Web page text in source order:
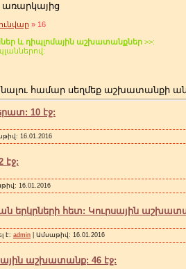
առարկայից
» 16
և դիպլոմային աշխատանքներ >>:
համար սեղմեք աշխատանքի
10 էջ:
16.01.2016
էջ:
16.01.2016
երկրների հետ: Կուրսային
է: admin | Ամսաթիվ: 16.01.2016
աշխատանք: 46 էջ: